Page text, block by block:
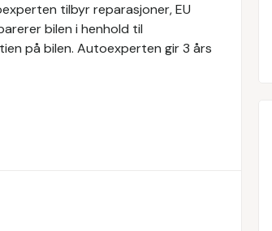
tilbyr reparasjoner, EU
bilen i henhold til
på bilen. Autoexperten gir 3 års